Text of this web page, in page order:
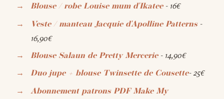
Blouse / robe Louise mum d'Ikatee- 16€
Veste / manteau Jacquie d'Apolline Patterns-
16,90€
Blouse Salaun de Pretty Mercerie- 14,90€
Duo jupe + blouse Twinsette de Cousette- 25€
Abonnement patrons PDF Make My